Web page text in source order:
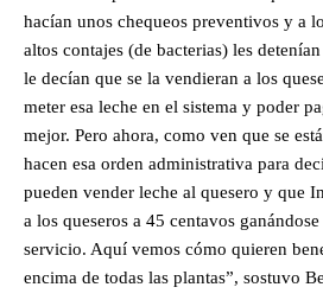
hacían unos chequeos preventivos y a
altos contajes (de bacterias) les
le decían que se la vendieran a los
meter esa leche en el sistema y poder
mejor. Pero ahora, como ven que se
hacen esa orden administrativa para
pueden vender leche al quesero y que
a los queseros a 45 centavos
servicio. Aquí vemos cómo quieren
encima de todas las plantas”, sostuvo